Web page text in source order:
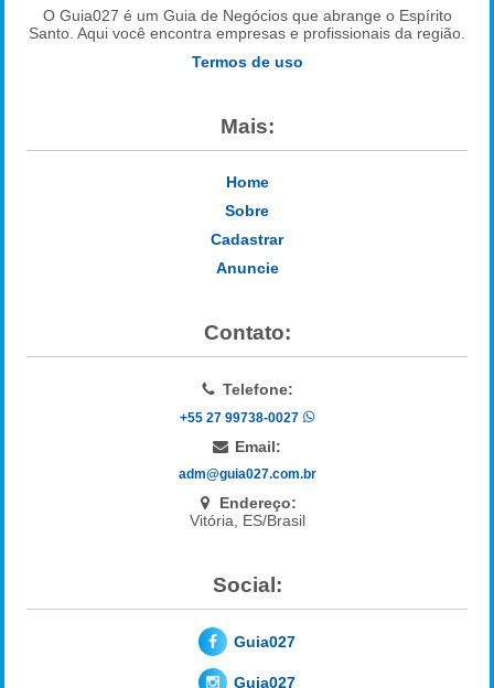
O Guia027 é um Guia de Negócios que abrange o Espírito
Santo. Aqui você encontra empresas e profissionais da região.
Termos de uso
Mais:
Home
Sobre
Cadastrar
Anuncie
Contato:
Telefone:
+55 27 99738-0027
Email:
adm@guia027.com.br
Endereço:
Vitória, ES/Brasil
Social:
Guia027
Guia027